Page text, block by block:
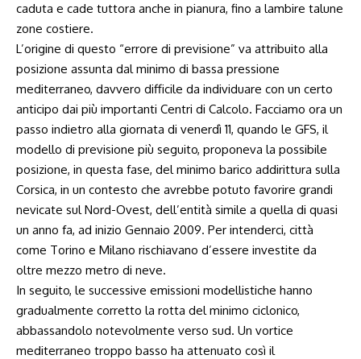
caduta e cade tuttora anche in pianura, fino a lambire talune
zone costiere.
L’origine di questo “errore di previsione” va attribuito alla
posizione assunta dal minimo di bassa pressione
mediterraneo, davvero difficile da individuare con un certo
anticipo dai più importanti Centri di Calcolo. Facciamo ora un
passo indietro alla giornata di venerdì 11, quando le GFS, il
modello di previsione più seguito, proponeva la possibile
posizione, in questa fase, del minimo barico addirittura sulla
Corsica, in un contesto che avrebbe potuto favorire grandi
nevicate sul Nord-Ovest, dell’entità simile a quella di quasi
un anno fa, ad inizio Gennaio 2009. Per intenderci, città
come Torino e Milano rischiavano d’essere investite da
oltre mezzo metro di neve.
In seguito, le successive emissioni modellistiche hanno
gradualmente corretto la rotta del minimo ciclonico,
abbassandolo notevolmente verso sud. Un vortice
mediterraneo troppo basso ha attenuato così il